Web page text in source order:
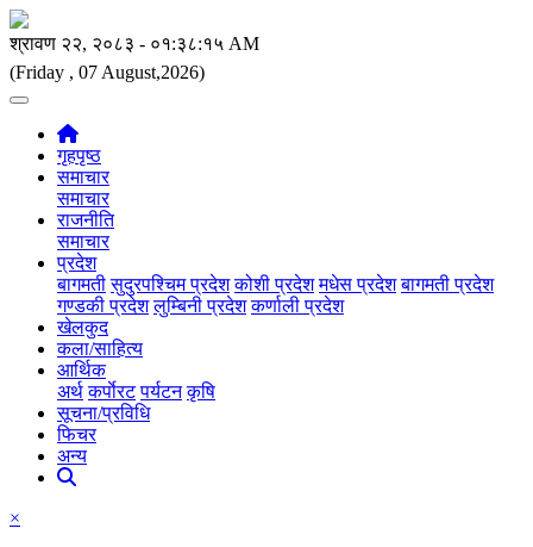
(Friday , 07 August,2026)
गृहपृष्ठ
समाचार
समाचार
राजनीति
समाचार
प्रदेश
बागमती सुदुरपश्चिम प्रदेश कोशी प्रदेश मधेस प्रदेश बागमती प्रदेश
गण्डकी प्रदेश लुम्बिनी प्रदेश कर्णाली प्रदेश
खेलकुद
कला/साहित्य
आर्थिक
अर्थ कर्पाेरट पर्यटन कृषि
सूचना/प्रविधि
फिचर
अन्य
×